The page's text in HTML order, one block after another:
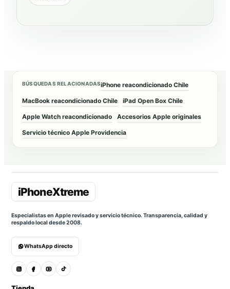
BÚSQUEDAS RELACIONADASiPhone reacondicionado Chile
MacBook reacondicionado Chile iPad Open Box Chile
Apple Watch reacondicionado Accesorios Apple originales
Servicio técnico Apple Providencia
Especialistas en Apple revisado y servicio técnico. Transparencia, calidad y
respaldo local desde 2008.
WhatsApp directo